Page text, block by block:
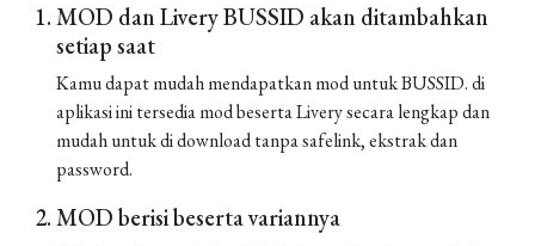
MOD dan Livery BUSSID akan ditambahkan
setiap saat
Kamu dapat mudah mendapatkan mod untuk BUSSID. di
aplikasi ini tersedia mod beserta Livery secara lengkap dan
mudah untuk di download tanpa safelink, ekstrak dan
password.
MOD berisi beserta variannya